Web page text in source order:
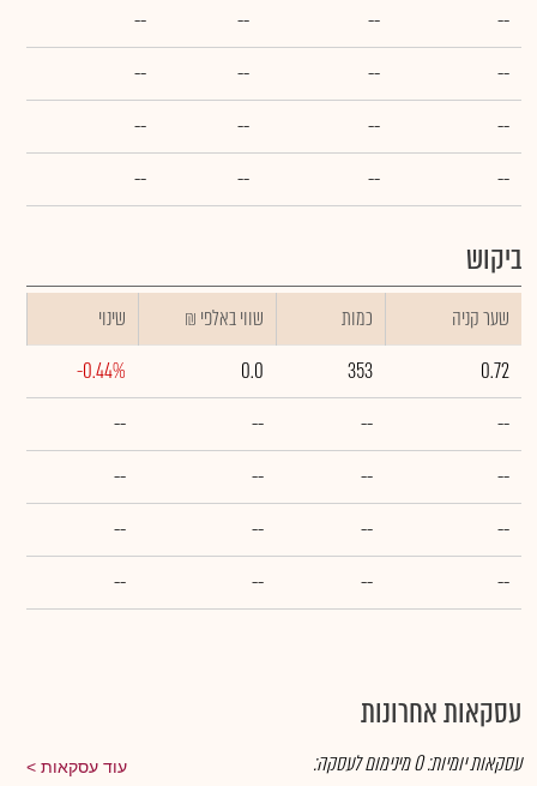
--
--
--
--
--
--
--
--
--
--
--
--
--
--
--
--
ביקוש
שער קניה כמות ₪ שווי באלפי
שינוי
0.72
353
0.0
-0.44%
--
--
--
--
--
--
--
--
--
--
--
--
--
--
--
--
עסקאות אחרונות
עוד עסקאות עסקאות יומיות:0מינימום לעסקה: